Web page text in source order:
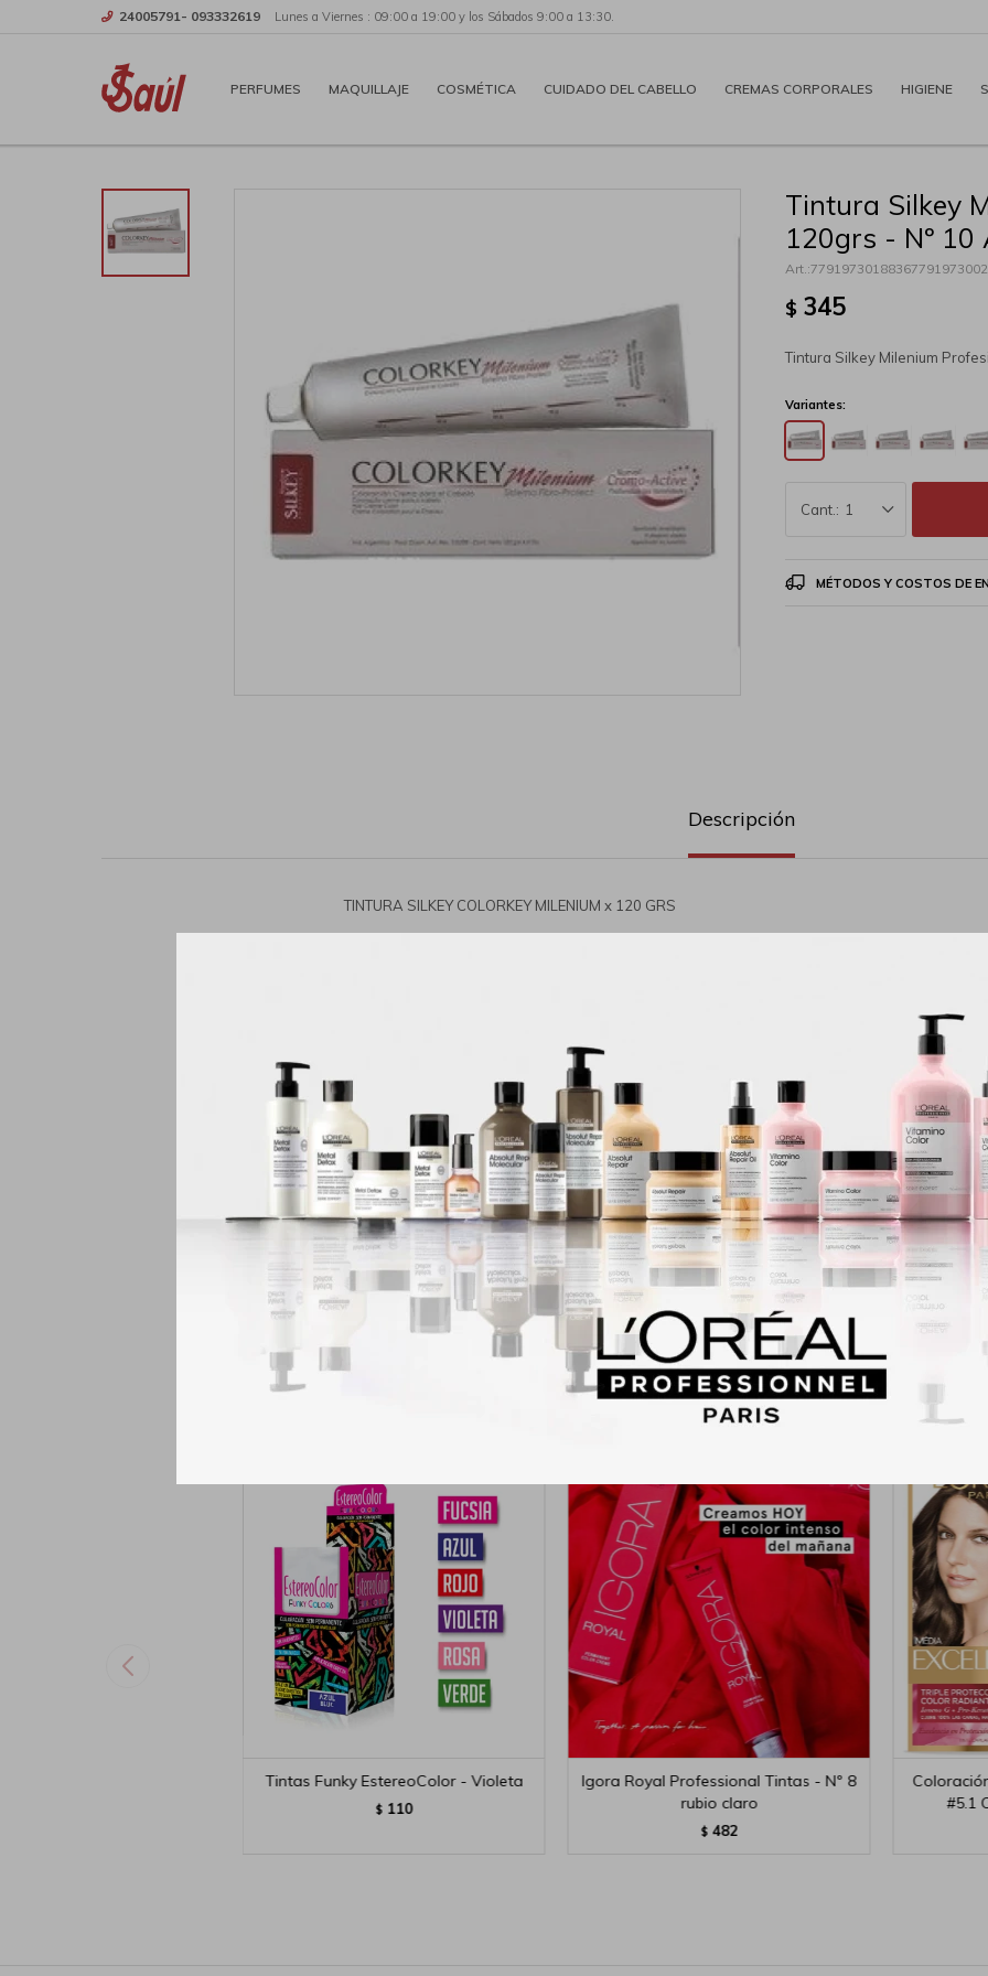
PERFUMES MAQUILLAJE COSMÉTICA CUIDADO DEL CABELLO CREMAS CORPORALES HIGIENE
24005791- 093332619 Lunes a Viernes : 09:00 a 19:00 y los Sábados 9:00 a 13:30.
Tintura Silkey
120grs - Nº 10
$ 345
Tintura Silkey Milenium
Variantes:
1
MÉTODOS Y COSTOS DE
Descripción
TINTURA SILKEY COLORKEY MILENIUM x 120 GRS
COLORKEY Milenium es tintura para cabellos en crema para el uso profecsional con SISTEMA
La nueva formula CROMO -ACTIVE profundiza la tonalidades.
Alta gama de tonos.
Perfecta cobertura de canas al 100 %.
Sus colorantes ?Cromo-Active? permiten optimizar el proceso de revelado de color para
impacto y reflejos de alta precisión.
Un resultado a medida de la exigencia de los profesionales.
(IMPORTANTE: LUEGO DE REALIZAR LA COMPRA , ACLARAR LOS TONOS SELECCIONADOS VIA
Productos que te pueden interesar
Tintas Funky EstereoColor - Violeta
$ 110
Igora Royal Professional Tintas - Nº 8
rubio claro
$ 482
#5.1